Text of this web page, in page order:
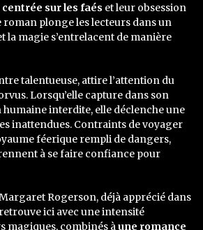
sur les faés et leur obsession
roman plonge les lecteurs dans un
la magie s’entrelacent de manière
talentueuse, attire l’attention du
Lorsqu’elle capture dans son
interdite, elle déclenche une
inattendues. Contraints de voyager
féerique rempli de dangers,
à se faire confiance pour
Rogerson, déjà apprécié dans
retrouve ici avec une intensité
magiques, combinés àune romance